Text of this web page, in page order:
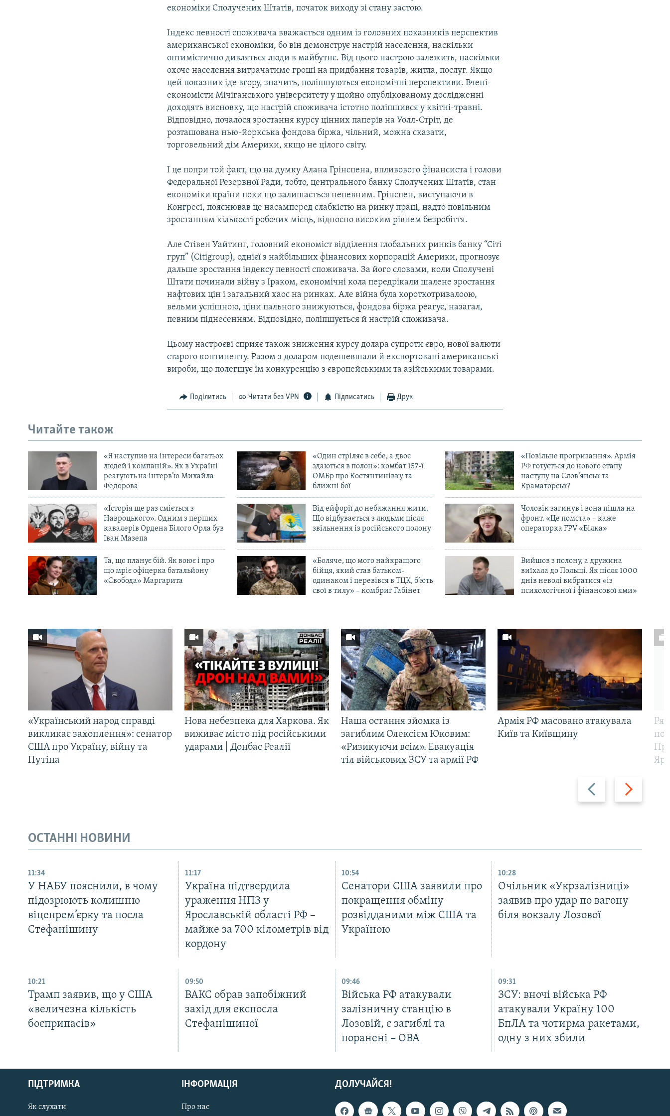
РУС
економіки Сполучених Штатів, початок виходу зі стану застою.
Індекс певності споживача вважається одним із головних показників перспектив
американської економіки, бо він демонструє настрій населення, наскільки
оптимістично дивляться люди в майбутнє. Від цього настрою залежить, наскільки
охоче населення витрачатиме гроші на придбання товарів, житла, послуг. Якщо
цей показник іде вгору, значить, поліпшуються економічні перспективи. Вчені-
економісти Мічіганського університету у щойно опублікованому дослідженні
доходять висновку, що настрій споживача істотно поліпшився у квітні-травні.
Відповідно, почалося зростання курсу цінних паперів на Уолл-Стріт, де
розташована нью-йоркська фондова біржа, чільний, можна сказати,
торговельний дім Америки, якщо не цілого світу.
І це попри той факт, що на думку Алана Грінспена, впливового фінансиста і голови
Федеральної Резервної Ради, тобто, центрального банку Сполучених Штатів, стан
економіки країни поки що залишається непевним. Грінспен, виступаючи в
Конгресі, пояснював це насамперед слабкістю на ринку праці, надто повільним
зростанням кількості робочих місць, відносно високим рівнем безробіття.
Але Стівен Уайтинг, головний економіст відділення глобальних ринків банку “Сіті
груп” (Citigroup), однієї з найбільших фінансових корпорацій Америки, прогнозує
дальше зростання індексу певності споживача. За його словами, коли Сполучені
Штати починали війну з Іраком, економічні кола передрікали шалене зростання
нафтових цін і загальний хаос на ринках. Але війна була короткотривалоою,
вельми успішною, ціни пального знижуються, фондова біржа реагує, назагал,
певним піднесенням. Відповідно, поліпшується й настрій споживача.
Цьому настроєві сприяє також зниження курсу долара супроти євро, нової валюти
старого континенту. Разом з доларом подешевшали й експортовані американські
вироби, що полегшує їм конкуренцію з європейськими та азійськими товарами.
Поділитись Читати без VPN Підписатись Друк
Читайте також
«Я наступив на інтереси багатьох
людей і компаній». Як в Україні
реагують на інтерв’ю Михайла
Федорова
«Один стріляє в себе, а двоє
здаються в полон»: комбат 157-ї
ОМБр про Костянтинівку та
ближні бої
«Повільне прогризання». Армія
РФ готується до нового етапу
наступу на Слов’янськ та
Краматорськ?
«Історія ще раз сміється з
Навроцького». Одним з перших
кавалерів Ордена Білого Орла був
Іван Мазепа
Від ейфорії до небажання жити.
Що відбувається з людьми після
звільнення із російського полону
Чоловік загинув і вона пішла на
фронт. «Це помста» – каже
операторка FPV «Білка»
Та, що планує бій. Як воює і про
що мріє офіцерка батальйону
«Свобода» Маргарита
«Боляче, що мого найкращого
бійця, який став батьком-
одинаком і перевівся в ТЦК, б’ють
свої в тилу» – комбриг Габінет
Вийшов з полону, а дружина
виїхала до Польщі. Як після 1000
днів неволі вибратися «із
психологічної і фінансової ями»
Назад Вперед
«Український народ справді
викликає захоплення»: сенатор
США про Україну, війну та
Путіна
Нова небезпека для Харкова. Як
виживає місто під російськими
ударами | Донбас Реалії
Наша остання зйомка із
загиблим Олексієм Юковим:
«Ризикуючи всім». Евакуація
тіл військових ЗСУ та армії РФ
Армія РФ масовано атакувала
Київ та Київщину
ОСТАННІ НОВИНИ
11:34
У НАБУ пояснили, в чому
підозрюють колишню
віцепрем’єрку та посла
Стефанішину
11:17
Україна підтвердила
ураження НПЗ у
Ярославській області РФ –
майже за 700 кілометрів від
кордону
10:54
Сенатори США заявили про
покращення обміну
розвідданими між США та
Україною
10:28
Очільник «Укрзалізниці»
заявив про удар по вагону
біля вокзалу Лозової
10:21
Трамп заявив, що у США
«величезна кількість
боєприпасів»
09:50
ВАКС обрав запобіжний
захід для експосла
Стефанішиної
09:46
Війська РФ атакували
залізничну станцію в
Лозовій, є загиблі та
поранені – ОВА
09:31
ЗСУ: вночі війська РФ
атакували Україну 100
БпЛА та чотирма ракетами,
одну з них збили
ДОЛУЧАЙСЯ!
ПІДТРИМКА
Як слухати
ІНФОРМАЦІЯ
Про нас